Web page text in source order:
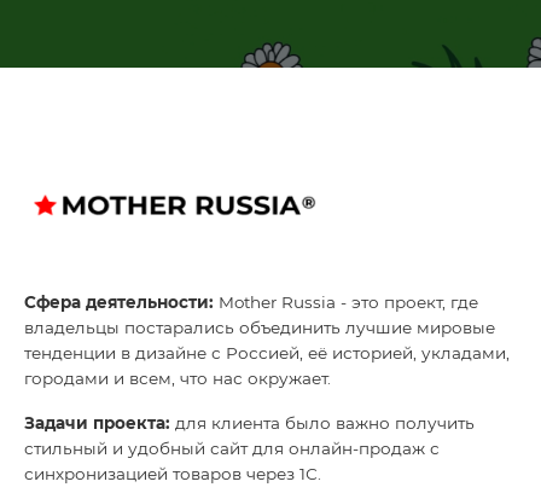
Сфера деятельности: Mother Russia - это проект, где
владельцы постарались объединить лучшие мировые
тенденции в дизайне с Россией, её историей, укладами,
городами и всем, что нас окружает.
Задачи проекта: для клиента было важно получить
стильный и удобный сайт для онлайн-продаж с
синхронизацией товаров через 1С.
О нас